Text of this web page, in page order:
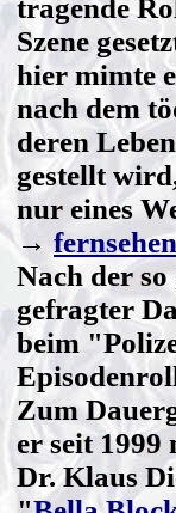
tragende
Szene
hier mimte
nach dem
deren
gestellt
nur eines
→
Nach der
gefragter
beim
Zum
er seit 1999
Dr. Klaus